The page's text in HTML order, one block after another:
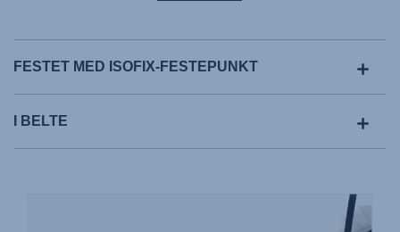
FESTET MED ISOFIX-FESTEPUNKT
I BELTE